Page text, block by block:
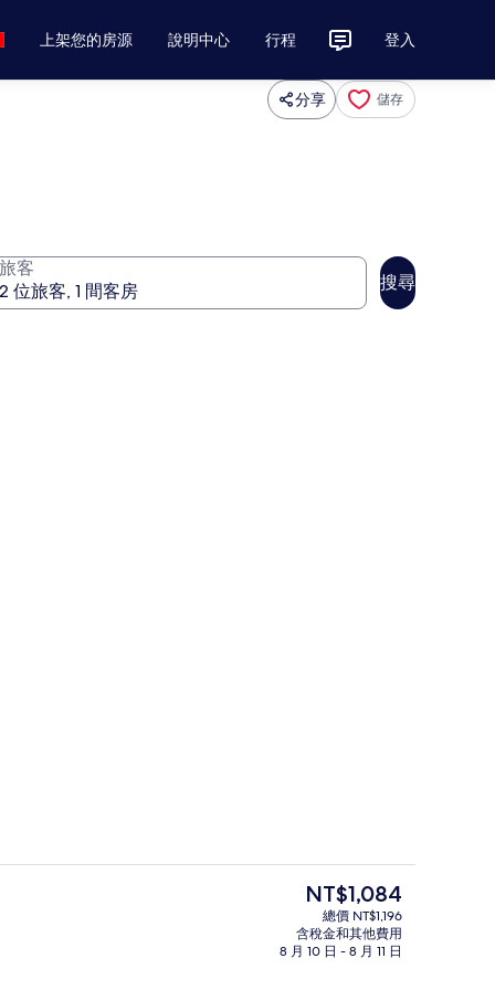
上架您的房源 說明中心 行程 登入
分享 儲存
旅客
搜尋
接待櫃台
目
的
價
NT$1,084
總價 NT$1,196
含稅金和其他費用
8 月 10 日 - 8 月 11 日